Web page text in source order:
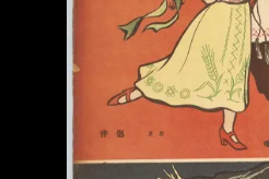
关于M+藏品
探索世界顶级的二十